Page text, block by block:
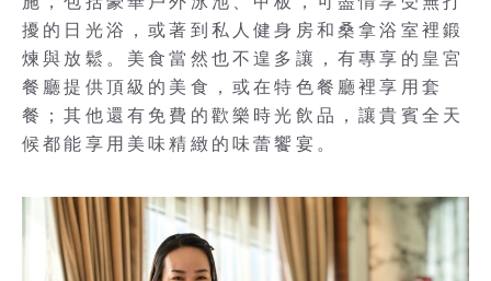
擾的日光浴，或著到私人健身房和桑拿浴室裡鍛
煉與放鬆。美食當然也不遑多讓，有專享的皇宮
餐廳提供頂級的美食，或在特色餐廳裡享用套
餐；其他還有免費的歡樂時光飲品，讓貴賓全天
候都能享用美味精緻的味蕾饗宴。